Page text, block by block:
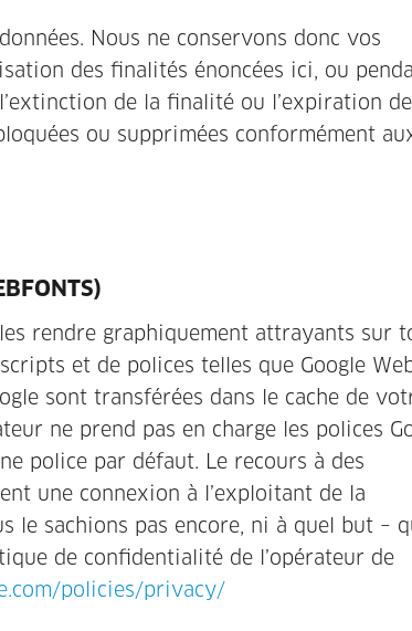
Nous ne conservons donc vos
des finalités énoncées ici, ou
de la finalité ou l’expiration
ou supprimées conformément
rendre graphiquement attrayants sur
et de polices telles que Google
sont transférées dans le cache de
ne prend pas en charge les polices
police par défaut. Le recours à des
une connexion à l’exploitant de la
le sachions pas encore, ni à quel but –
de confidentialité de l’opérateur de
policies/privacy/